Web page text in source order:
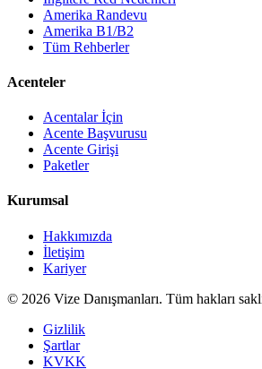
Amerika Randevu
Amerika B1/B2
Tüm Rehberler
Acenteler
Acentalar İçin
Acente Başvurusu
Acente Girişi
Paketler
Kurumsal
Hakkımızda
İletişim
Kariyer
© 2026 Vize Danışmanları. Tüm hakları
Gizlilik
Şartlar
KVKK